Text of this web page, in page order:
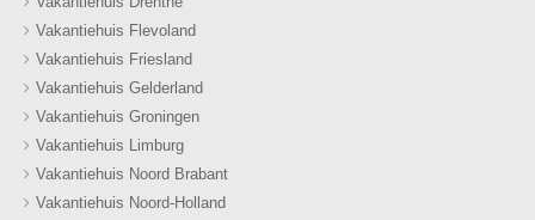
Vakantiehuis Flevoland
Vakantiehuis Friesland
Vakantiehuis Gelderland
Vakantiehuis Groningen
Vakantiehuis Limburg
Vakantiehuis Noord Brabant
Vakantiehuis Noord-Holland